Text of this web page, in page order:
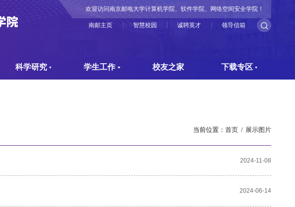
欢迎访问南京邮电大学计算机学院、软件学院、网络空间安全学院！
南邮主页 智慧校园 诚聘英才 领导信箱
科学研究 学生工作 校友之家 下载专区
当前位置： 首页 展示图片
2024-11-08
2024-06-14